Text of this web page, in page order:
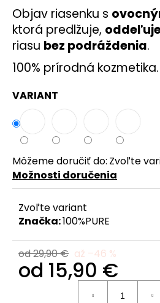
Objav riasenku s
ktorá predlžuje,
riasu bez podráždenia.
100% prírodná kozmetika.
VARIANT
Môžeme doručiť do: Zvoľte
Možnosti doručenia
Zvoľte variant
Značka:100%PURE
od 29,90 € až –46 %
od 15,90 €
č
a
m
e